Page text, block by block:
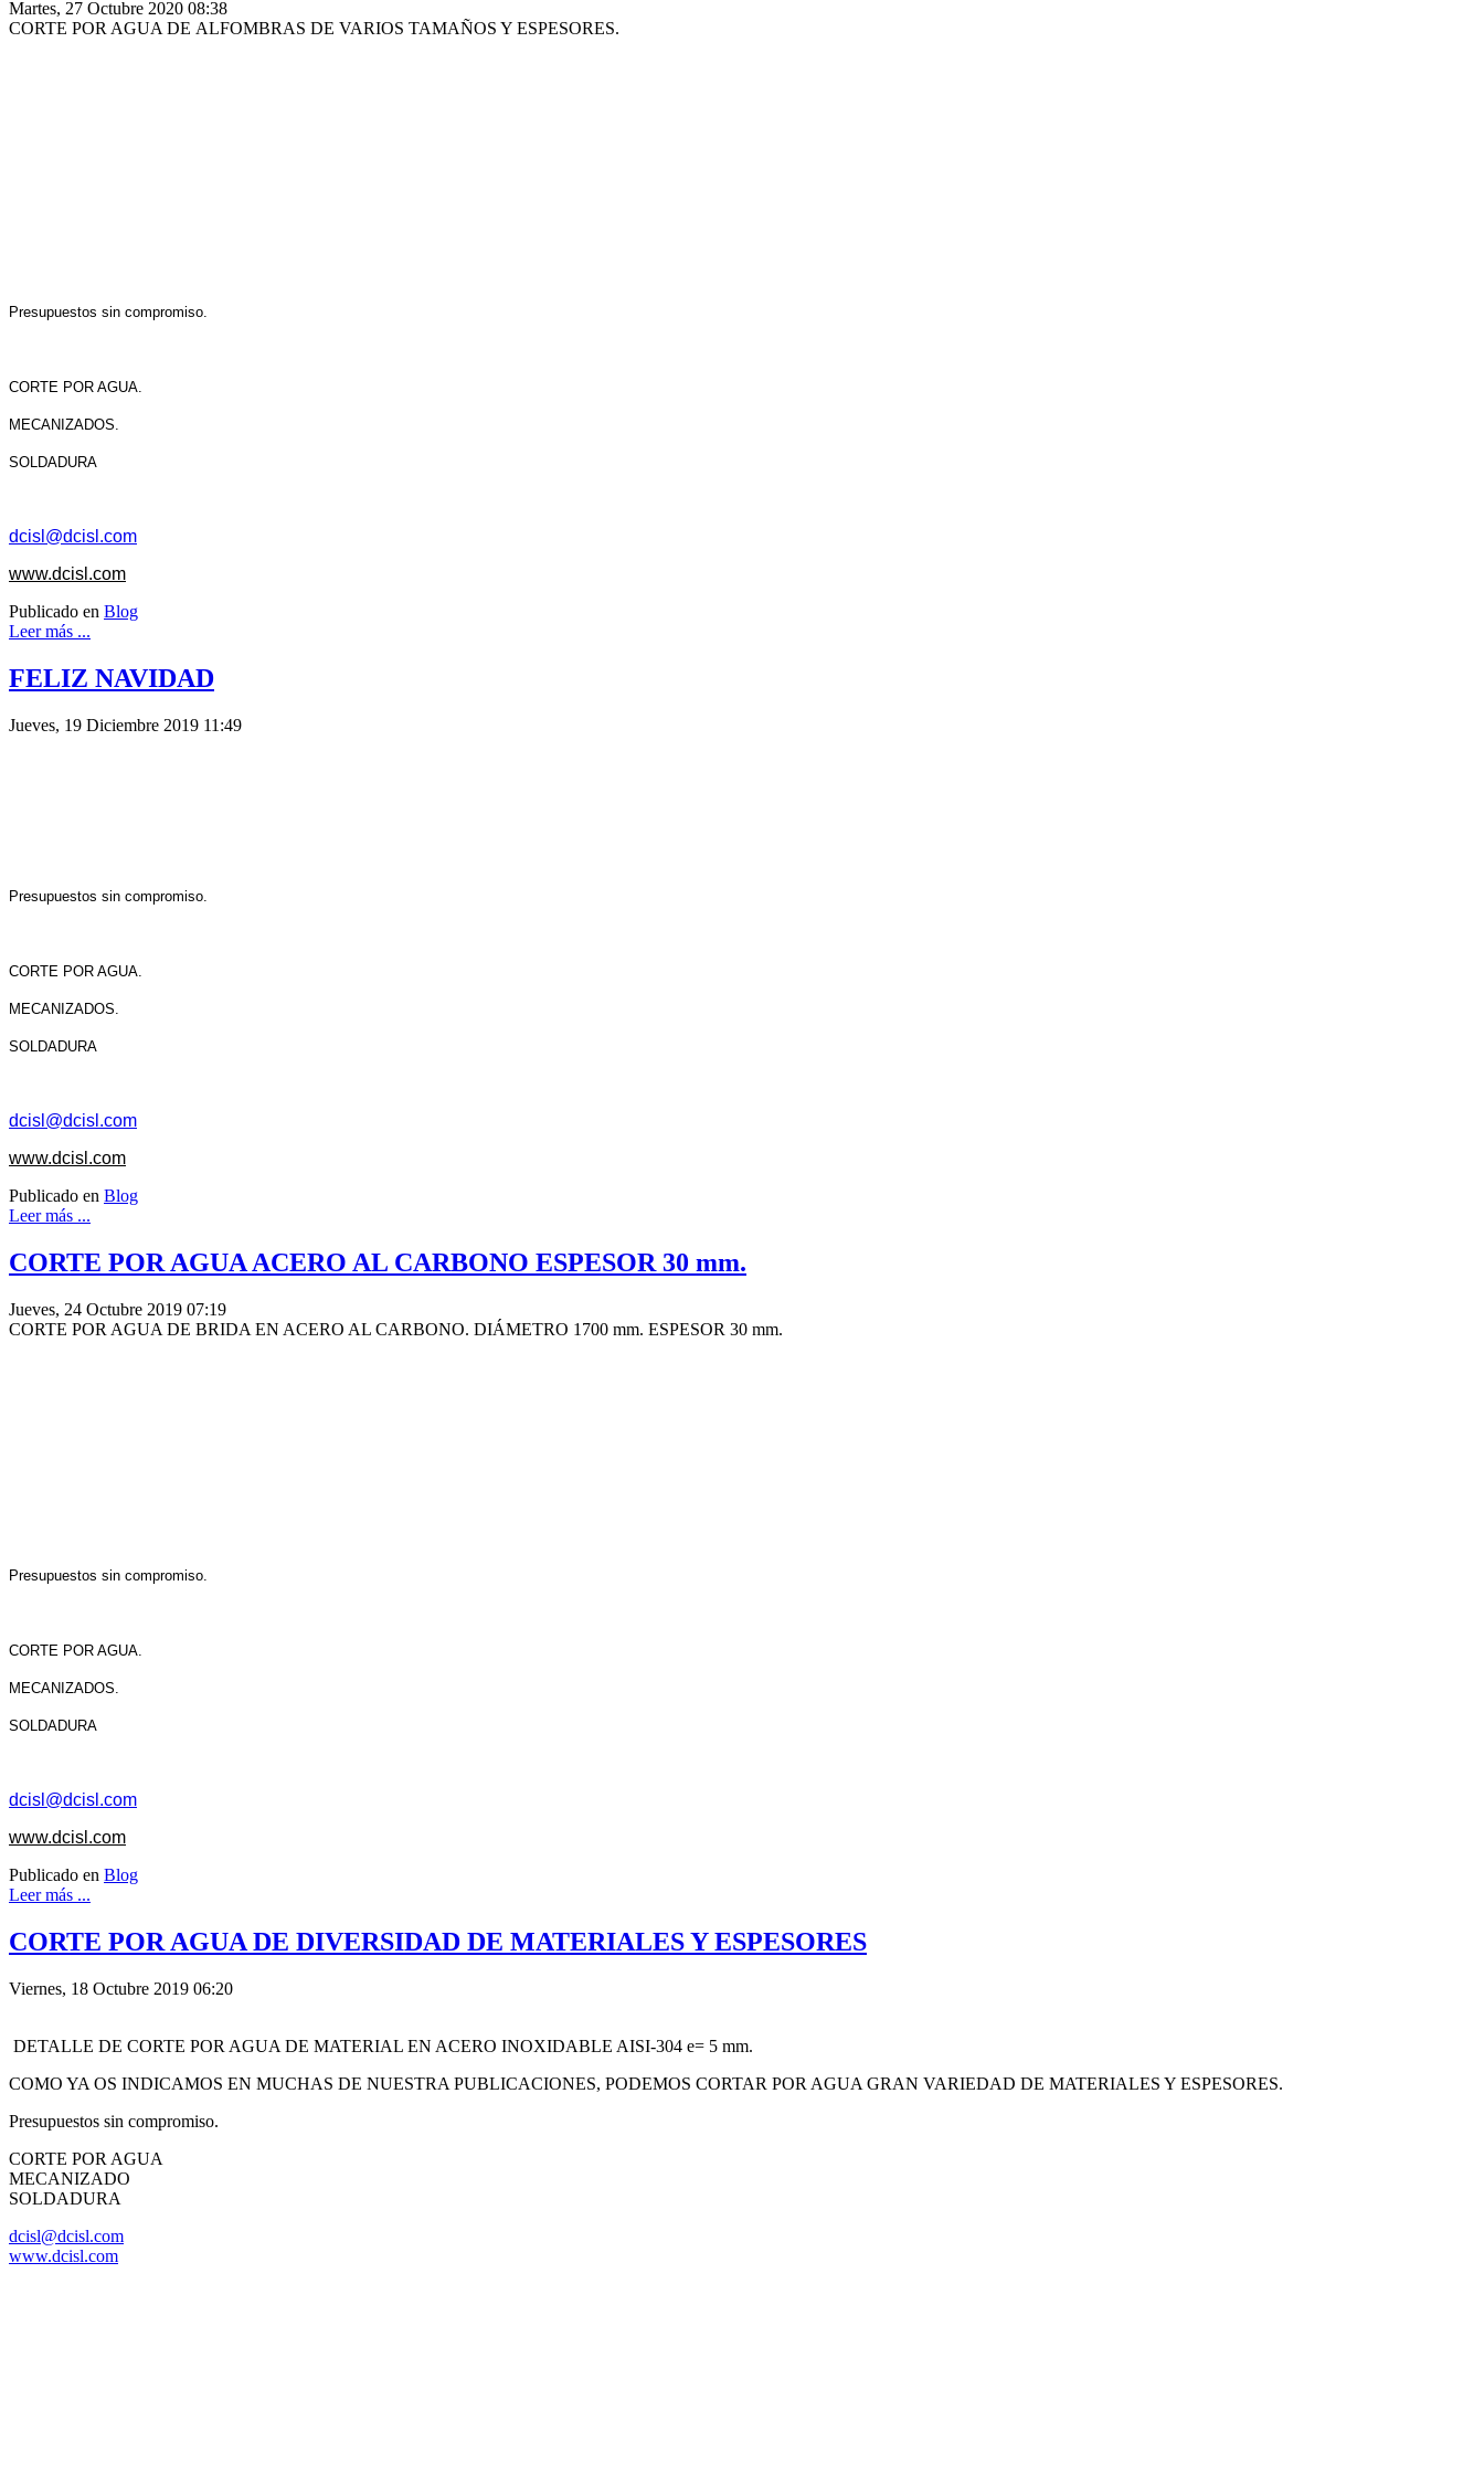
Martes, 27 Octubre 2020 08:38
CORTE POR AGUA DE ALFOMBRAS DE VARIOS TAMAÑOS Y ESPESORES.
Presupuestos sin compromiso.
CORTE POR AGUA.
MECANIZADOS.
SOLDADURA
dcisl@dcisl.com
www.dcisl.com
Publicado en Blog
Leer más ...
FELIZ NAVIDAD
Jueves, 19 Diciembre 2019 11:49
Presupuestos sin compromiso.
CORTE POR AGUA.
MECANIZADOS.
SOLDADURA
dcisl@dcisl.com
www.dcisl.com
Publicado en Blog
Leer más ...
CORTE POR AGUA ACERO AL CARBONO ESPESOR 30 mm.
Jueves, 24 Octubre 2019 07:19
CORTE POR AGUA DE BRIDA EN ACERO AL CARBONO. DIÁMETRO 1700 mm. ESPESOR 30 mm.
Presupuestos sin compromiso.
CORTE POR AGUA.
MECANIZADOS.
SOLDADURA
dcisl@dcisl.com
www.dcisl.com
Publicado en Blog
Leer más ...
CORTE POR AGUA DE DIVERSIDAD DE MATERIALES Y ESPESORES
Viernes, 18 Octubre 2019 06:20
DETALLE DE CORTE POR AGUA DE MATERIAL EN ACERO INOXIDABLE AISI-304 e= 5 mm.
COMO YA OS INDICAMOS EN MUCHAS DE NUESTRA PUBLICACIONES, PODEMOS CORTAR POR AGUA GRAN VARIEDAD DE MATERIALES Y ESPESORES.
Presupuestos sin compromiso.
CORTE POR AGUA
MECANIZADO
SOLDADURA
dcisl@dcisl.com
www.dcisl.com